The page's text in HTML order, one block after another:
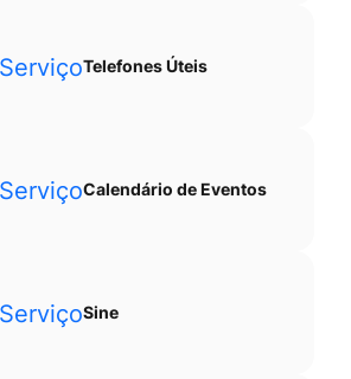
Telefones Úteis
Calendário de Eventos
Sine